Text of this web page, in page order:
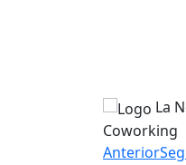
La
Coworking
Anterior